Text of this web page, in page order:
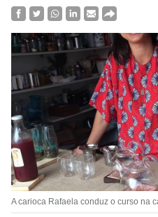
A carioca Rafaela conduz o curso na